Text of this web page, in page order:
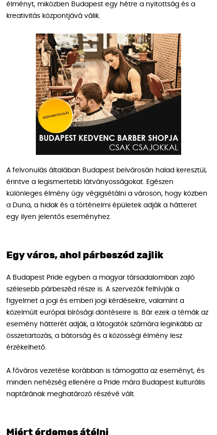
élményt, miközben Budapest egy hétre a nyitottság és a
kreativitás központjává válik.
A felvonulás általában Budapest belvárosán halad keresztül,
érintve a legismertebb látványosságokat. Egészen
különleges élmény úgy végigsétálni a városon, hogy közben
a Duna, a hidak és a történelmi épületek adják a hátteret
egy ilyen jelentős eseményhez.
Egy város, ahol párbeszéd zajlik
A Budapest Pride egyben a magyar társadalomban zajló
szélesebb párbeszéd része is. A szervezők felhívják a
figyelmet a jogi és emberi jogi kérdésekre, valamint a
közelmúlt európai bírósági döntéseire is. Bár ezek a témák az
esemény hátterét adják, a látogatók számára leginkább az
összetartozás, a bátorság és a közösségi élmény lesz
érzékelhető.
A főváros vezetése korábban is támogatta az eseményt, és
minden nehézség ellenére a Pride mára Budapest kulturális
naptárának meghatározó részévé vált.
Miért érdemes átélni